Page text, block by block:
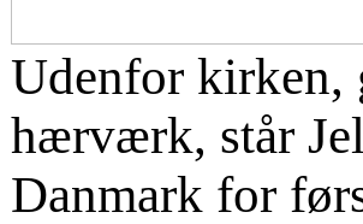
Udenfor kirken,
hærværk, står
Danmark for